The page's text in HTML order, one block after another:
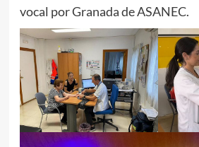
vocal por Granada de ASANEC.